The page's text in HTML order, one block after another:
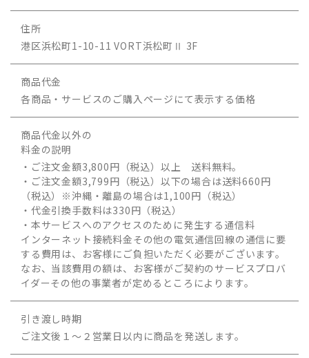
住所
港区浜松町1-10-11 VORT浜松町Ⅱ 3F
商品代金
各商品・サービスのご購入ページにて表示する価格
商品代金以外の
料金の説明
・ご注文金額3,800円（税込）以上 送料無料。
・ご注文金額3,799円（税込）以下の場合は送料660円
（税込）※沖縄・離島の場合は1,100円（税込）
・代金引換手数料は330円（税込）
・本サービスへのアクセスのために発生する通信料
インターネット接続料金その他の電気通信回線の通信に要
する費用は、お客様にご負担いただく必要がございます。
なお、当該費用の額は、お客様がご契約のサービスプロバ
イダーその他の事業者が定めるところによります。
引き渡し時期
ご注文後１～２営業日以内に商品を発送します。